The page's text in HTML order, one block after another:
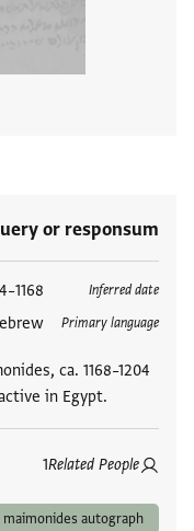
or responsum
Inferred date
1168–1204 CE
Primary language
ca. 1168–1204
in Egypt.
Related People
1
العلامات
maimonides autograph